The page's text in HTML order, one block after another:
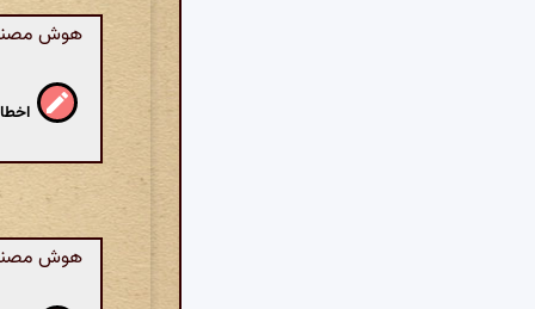
هوش
هوش